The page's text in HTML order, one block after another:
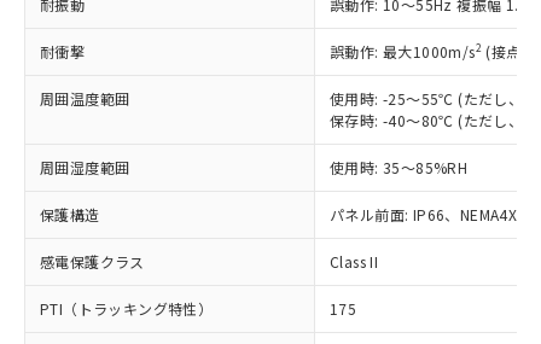
耐振動 誤動作: 10～55Hz 複振幅
耐衝撃 誤動作: 最大1000m/s2 (接点
周囲温度範囲
使用時: -25～55℃ (ただし、氷
保存時: -40～80℃ (ただし、氷
周囲湿度範囲 使用時: 35～85%RH
保護構造 パネル前面: IP66、NEMA4X,
感電保護クラス Class II
PTI（トラッキング特性） 175
正式な納期状況および標準価格はお客
様のお取引先、またはお客様担当のオ
ムロン制御機器販売店・当社販売員に
オムロン制御機器販売店や当社販売拠
販売ネットワーク
」をご確認
在庫状況および標準価格結果を当社の
事前の承諾なく第三者に漏洩または開
示しないようお願いします。
マイパーツ機能（部品リスト作成サー
ビス）をご利用いただくには、I-Web
メンバーズにご登録されている必要が
但し、RoHS指令で産業用監視および制御機器に対する
適用除外項目は除く。
フタル酸エステル類の４物質については閾値を超える意
図的な使用がないことを確認しています。
部品在庫の切り替え状況などにより、予定
月が前後することがあります。
DBP(フタル酸ジブチル) : 1000ppm、 DIBP(フタル酸ジ
イソブチル) : 1000ppm、 BBP(フタル酸ブチルベンジ
DEHP(フタル酸ビス(2-エチルヘキシル)) : 1000ppm
準値以下であることを示します。
「10」：通常の使用状況下において有害物
質が外部に漏えいし、環境に深刻な影響を
及ぼさない年数を意味します。
「－」：未確認です。当社販売部門へお問
全に破砕するなど、違法に輸出されな
いよう必要な手段を講じます。
当社は貴社製品を、核兵器、ミサイ
ル、化学兵器、生物兵器またはその他
武器並びにこれらの製造装置等に一切
当社は、貴社製品を第三者に販売する
場合は、上記1、2および3の内容を当
該第三者に通知します。また当社は、
販売先および販売に係わる関係者が違
法に輸出するおそれがある場合は、取
り引きをいたしません。
一定数には満たないが在庫あり
－
在庫なし(最新の在庫状況につ
いては、お客様のお取引先、ま
たはお客様担当のオムロン制御
機器販売店・当社販売員にご確
空
受注生産機種、また在庫状況の
情報を公開していない機種